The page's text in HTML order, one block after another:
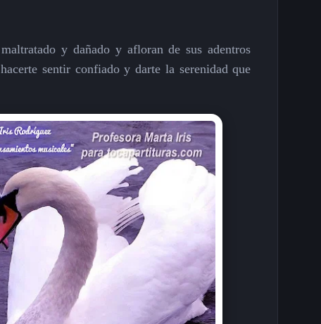
y dañado y afloran de sus adentros
sentir confiado y darte la serenidad que